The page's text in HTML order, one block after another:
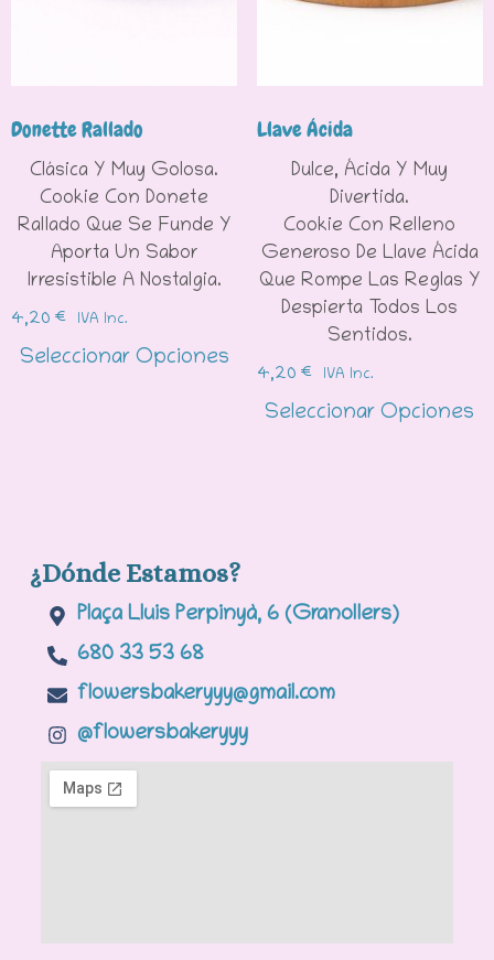
Donette Rallado
Clásica Y Muy Golosa.
Cookie Con Donete
Rallado Que Se Funde Y
Aporta Un Sabor
Irresistible A Nostalgia.
4,20 € IVA Inc.
Seleccionar Opciones
Llave Ácida
Dulce, Ácida Y Muy
Divertida.
Cookie Con Relleno
Generoso De Llave Ácida
Que Rompe Las Reglas Y
Despierta Todos Los
Sentidos.
4,20 € IVA Inc.
Seleccionar Opciones
¿Dónde Estamos?
Plaça Lluis Perpinyà, 6 (Granollers)
680 33 53 68
flowersbakeryyy@gmail.com
@flowersbakeryyy